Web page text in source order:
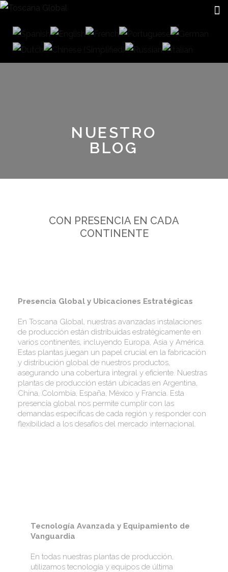
NUESTRO
BLOG
CON PRESENCIA EN CADA
CONTINENTE
Presencia Global y Ubicaciones Estratégicas
En Toscana Global, nuestras avanzadas instalaciones
de producción están distribuidas estratégicamente en
varios continentes, incluyendo Europa, Asia y América.
Estas plantas juegan un papel crucial en la fabricación
y distribución global de nuestros productos,
asegurando una cobertura integral y eficiente. Nuestras
plantas de producción están ubicadas en Argentina,
China, Colombia, España, México y Francia. Esta
presencia global nos permite cumplir con las
demandas específicas de cada región y responder con
flexibilidad a los desafíos del mercado internacional.
Tecnología Avanzada y Equipamiento de
Vanguardia
En todas nuestras plantas de producción,
utilizamos tecnología y equipos de última